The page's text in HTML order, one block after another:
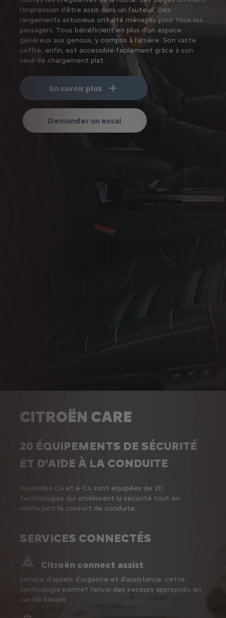
l'impression d'être assis dans un fauteuil. Des
rangements astucieux ont été ménagés pour tous les
passagers. Tous bénéficient en plus d'un espace
généreux aux genoux, y compris à l'arrière. Son vaste
coffre, enfin, est accessible facilement grâce à son
seuil de chargement plat.
En savoir plus
Demander un essai
CITROËN CARE
20 ÉQUIPEMENTS DE SÉCURITÉ
ET D'AIDE À LA CONDUITE
Nouvelles C4 et ë-C4 sont équipées de 20
technologies qui améliorent la sécurité tout en
renforçant le confort de conduite.
SERVICES CONNECTÉS
Citroën connect assist
Service d’appels d’urgence et d’assistance, cette
technologie permet l’envoi des secours appropriés en
cas de besoin.